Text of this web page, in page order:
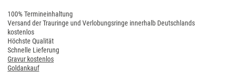
100% Termineinhaltung
Versand der Trauringe und Verlobungsringe innerhalb Deutschlands
kostenlos
Höchste Qualität
Schnelle Lieferung
Gravur kostenlos
Goldankauf